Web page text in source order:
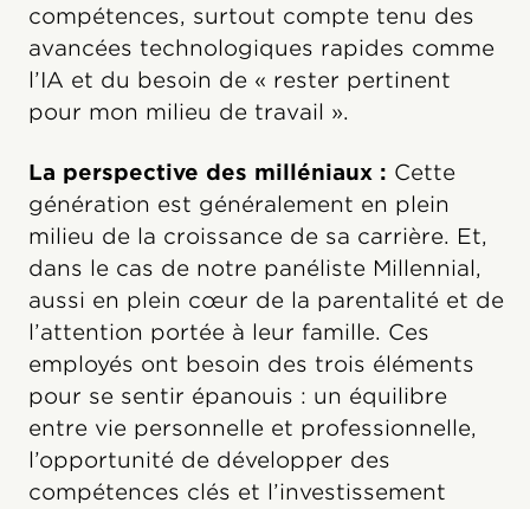
compétences, surtout compte tenu des
avancées technologiques rapides comme
l’IA et du besoin de « rester pertinent
pour mon milieu de travail ».
La perspective des milléniaux : Cette
génération est généralement en plein
milieu de la croissance de sa carrière. Et,
dans le cas de notre panéliste Millennial,
aussi en plein cœur de la parentalité et de
l’attention portée à leur famille. Ces
employés ont besoin des trois éléments
pour se sentir épanouis : un équilibre
entre vie personnelle et professionnelle,
l’opportunité de développer des
compétences clés et l’investissement